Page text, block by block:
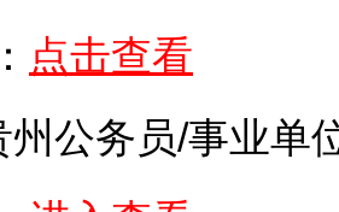
点击查看
公务员/事业单